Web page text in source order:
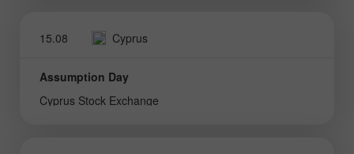
15.08 Cyprus
Assumption Day
Cyprus Stock Exchange